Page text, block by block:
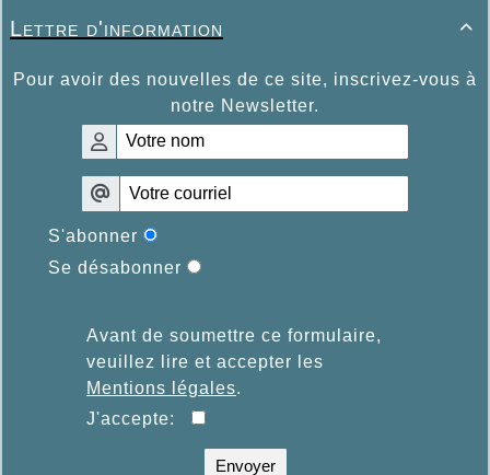

Lettre d'information
Pour avoir des nouvelles de ce site, inscrivez-vous à
notre Newsletter.
S'abonner
Se désabonner
Avant de soumettre ce formulaire,
veuillez lire et accepter les
Mentions légales.
J'accepte:
Envoyer